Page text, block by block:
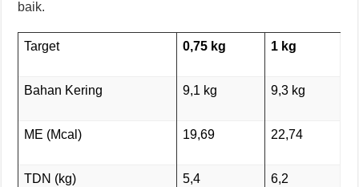
baik.
Target 0,75 kg 1 kg
Bahan Kering 9,1 kg 9,3 kg
ME (Mcal) 19,69 22,74
TDN (kg) 5,4 6,2